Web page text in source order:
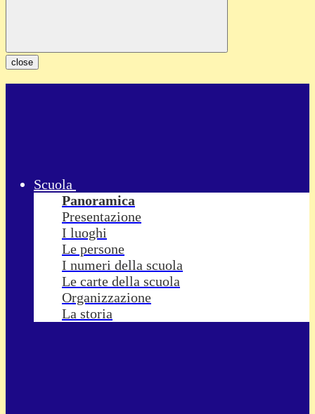
close
Scuola
Panoramica
Presentazione
I luoghi
Le persone
I numeri della scuola
Le carte della scuola
Organizzazione
La storia